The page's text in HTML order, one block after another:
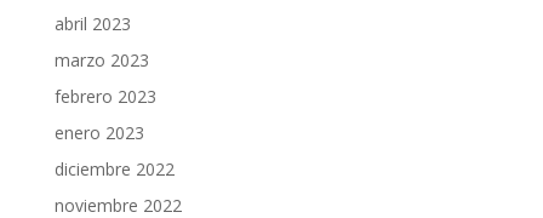
abril 2023
marzo 2023
febrero 2023
enero 2023
diciembre 2022
noviembre 2022